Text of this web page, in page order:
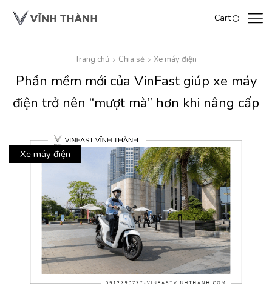
Cart
Trang chủ Chia sẻ Xe máy điện
Phần mềm mới của VinFast giúp xe máy
điện trở nên “mượt mà” hơn khi nâng cấp
Xe máy điện